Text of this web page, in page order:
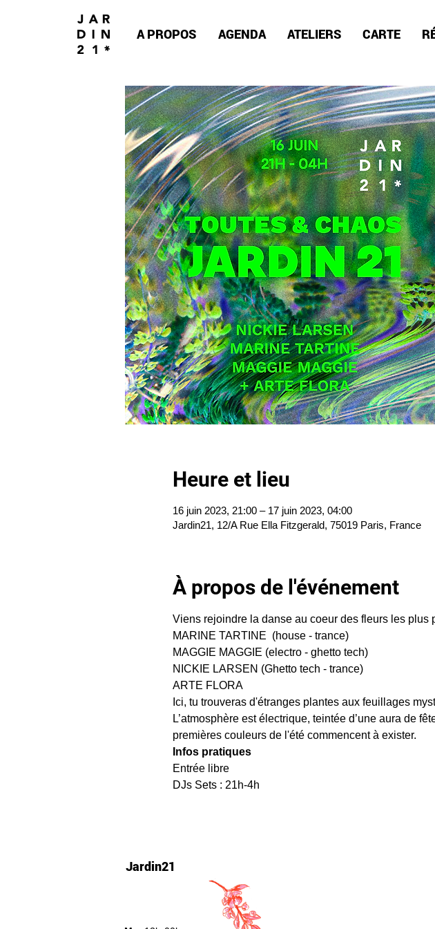
A PROPOS AGENDA ATELIERS CARTE
Heure et lieu
16 juin 2023, 21:00 – 17 juin 2023, 04:00
Jardin21, 12/A Rue Ella Fitzgerald, 75019 Paris, France
À propos de l'événement
Viens rejoindre la danse au coeur des fleurs les plus
MARINE TARTINE  (house - trance)
MAGGIE MAGGIE (electro - ghetto tech)
NICKIE LARSEN (Ghetto tech - trance)
ARTE FLORA
Ici, tu trouveras d'étranges plantes aux feuillages
L’atmosphère est électrique, teintée d’une aura de
premières couleurs de l'été commencent à exister.
Infos pratiques
Entrée libre
DJs Sets : 21h-4h
Jardin21